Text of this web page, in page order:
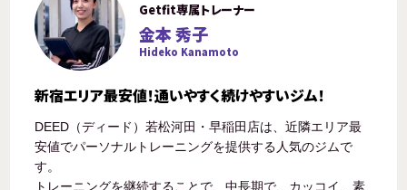
Getfit専属トレーナー
金本 秀子
Hideko Kanamoto
新宿エリア最安値！通いやすく続けやすいジム！
DEED（ディード）若松河田・早稲田店は、近隣エリア最
安値でパーソナルトレーニングを提供する人気のジムで
す。
トレーニングを継続することで、中長期で、カッコイ、素